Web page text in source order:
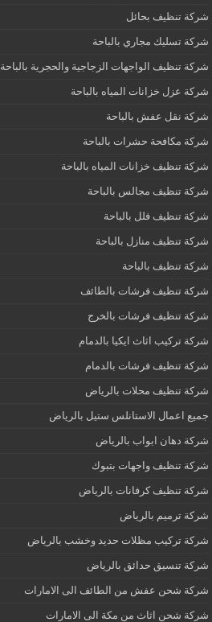
شركة تنظيف بحائل
شركة تسليك مجاري بالباحة
شركة تنظيف الواجهات الزجاجية والحجرية بالباحة
شركة عزل خزانات المياه بالباحة
شركة نقل عفش بالباحة
شركة مكافحة حشرات بالباحة
شركة تنظيف خزانات المياه بالباحة
شركة تنظيف مجالس بالباحة
شركة تنظيف فلل بالباحة
شركة تنظيف منازل بالباحة
شركة تنظيف بالباحة
شركة تنظيف فرشات بالطائف
شركة تنظيف فرشات بالخرج
شركة تركيب اثاث ايكيا بالدمام
شركة تنظيف فرشات بالدمام
شركة تنظيف محلات بالرياض
جميع اعمال الاستانلس ستيل بالرياض
شركة دهان ابواب بالرياض
شركة تنظيف واجهات بتبوك
شركة تنظيف كرفانات بالرياض
شركة ترميم بالرياض
شركة تركيب مظلات حديد وخشب بالرياض
شركة تنسيق حدائق بالرياض
شركة شحن عفش من الطائف الى الامارات
شركة شحن اثاث من مكة الى الامارات